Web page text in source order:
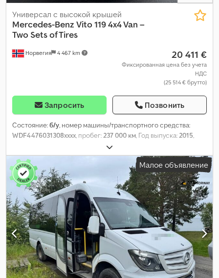
Норвегия 4 467 km
Универсал с высокой крышей
Mercedes-Benz Vito 119 4x4 Van –
Two Sets of Tires
20 411 €
Фиксированная цена без учета
НДС
(25 514 € брутто)
Запросить Позвонить
Состояние:б/у, номер машины/транспортного средства:
WDF4476031308xxxx, пробег:237 000 км, Год выпуска:2015,
Малое объявление